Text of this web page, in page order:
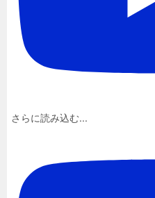
さらに読み込む...